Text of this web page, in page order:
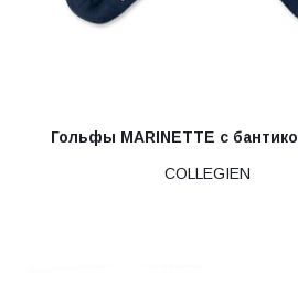
Гольфы MARINETTE с
COLLEGIEN